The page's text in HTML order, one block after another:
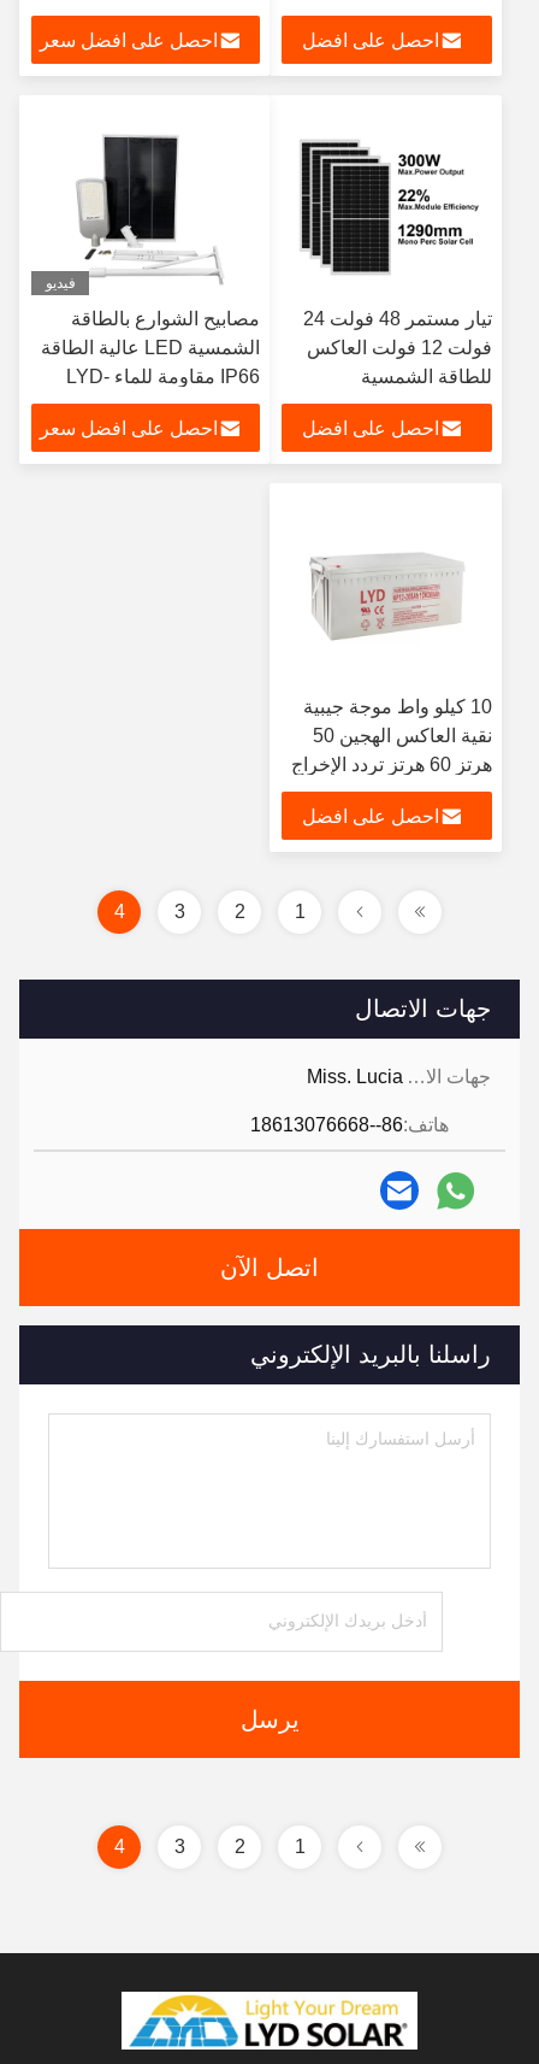
جهات الاتصال
جهات الاتصال: Miss. Lucia
هاتف:86--18613076668
اتصل الآن
راسلنا بالبريد الإلكتروني
يرسل
بوصة تعمل بالطاقة
الشمسيةاحصل على افضل
خالية من الكهرباء
احصل على افضل سعر
تيار مستمر 48 فولت 24
فولت 12 فولت العاكس
للطاقة الشمسية
448*295*105 مللي متر
احصل على افضل
فيديو
مصابيح الشوارع بالطاقة
الشمسية LED عالية الطاقة
IP66 مقاومة للماء LYD-
S1236
احصل على افضل سعر
10 كيلو واط موجة جيبية
نقية العاكس الهجين 50
هرتز 60 هرتز تردد الإخراج
احصل على افضل
1
2
3
4
1
2
3
4